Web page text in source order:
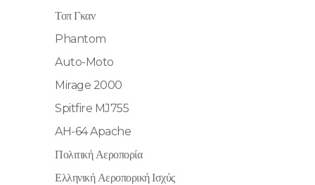
Τοπ Γκαν
Phantom
Auto-Moto
Mirage 2000
Spitfire MJ755
AH-64 Apache
Πολιτική Αεροπορία
Ελληνική Αεροπορική Ισχύς